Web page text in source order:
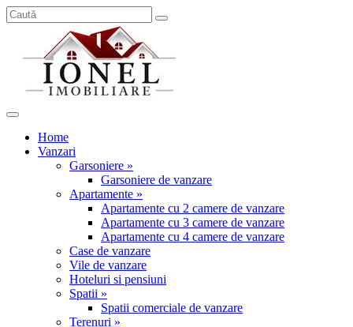
Home
Vanzari
Garsoniere »
Garsoniere de vanzare
Apartamente »
Apartamente cu 2 camere de vanzare
Apartamente cu 3 camere de vanzare
Apartamente cu 4 camere de vanzare
Case de vanzare
Vile de vanzare
Hoteluri si pensiuni
Spatii »
Spatii comerciale de vanzare
Terenuri »